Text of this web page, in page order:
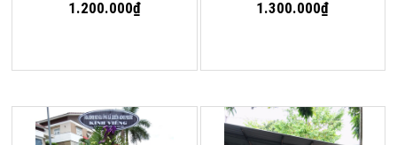
1.200.000₫ 1.300.000₫